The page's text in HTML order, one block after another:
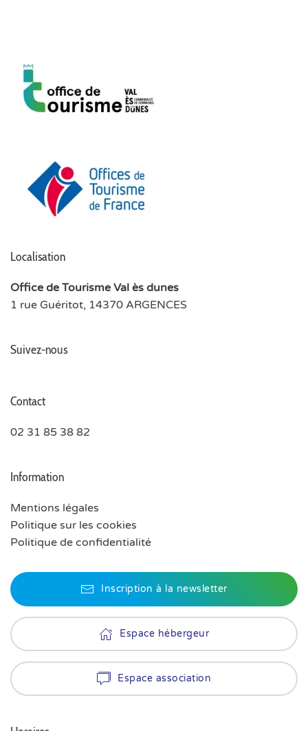
Localisation
Office de Tourisme Val ès dunes
1 rue Guéritot, 14370 ARGENCES
Suivez-nous
Contact
02 31 85 38 82
Information
Mentions légales
Politique sur les cookies
Politique de confidentialité
Inscription à la newsletter
Espace hébergeur
Espace association